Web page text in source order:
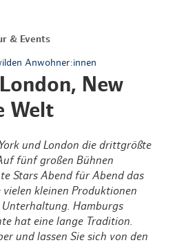
& Events
Anwohner:innen
New
Welt
und London die drittgrößte
fünf großen Bühnen
Stars Abend für Abend das
kleinen Produktionen
Hamburgs
hat eine lange Tradition.
und lassen Sie sich von den